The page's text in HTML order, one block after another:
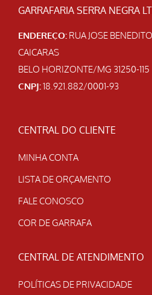
GARRAFARIA SERRA NEGRA
ENDEREÇO: RUA JOSE
CAICARAS
BELO HORIZONTE/MG 31250-115
CNPJ:18.921.882/0001-93
CENTRAL DO CLIENTE
MINHA CONTA
LISTA DE ORÇAMENTO
FALE CONOSCO
COR DE GARRAFA
CENTRAL DE ATENDIMENTO
POLÍTICAS DE PRIVACIDADE